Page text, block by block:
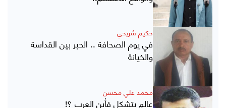
حكيم شريحي
في يوم الصحافة .. الحبر بين القداسة
والخيانة
محمد علي محسن
عالم يتشكل فأين العرب ؟!